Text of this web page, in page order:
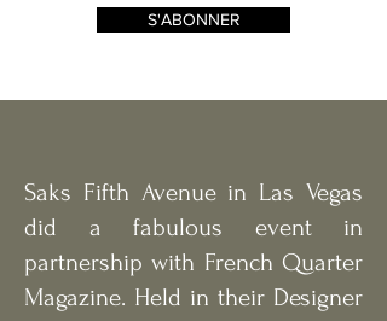
Saks Fifth Avenue in Las Vegas
did a fabulous event in
partnership with French Quarter